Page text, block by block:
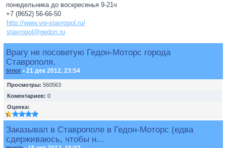
понедельника до воскресенья 9-21ч
+7 (8652) 56-66-50
http://www.vw-stavropol.ru/
stavropol@gedon.ru
Врагу не посоветую Гедон-Моторс города
Ставрополя.
tenor • 21 дек 2012, 23:54
Просмотры: 560563
Коментариев: 0
Оценка:
Заказывал в Ставрополе в Гедон-Моторс (едва
сдерживаюсь, чтобы н...